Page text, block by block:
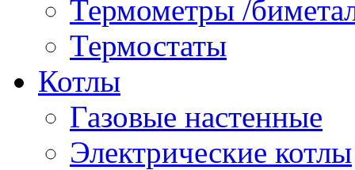
Термометры /
Термостаты
Котлы
Газовые настенные
Электрические котлы